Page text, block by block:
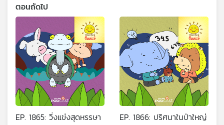
ตอนถัดไป
EP. 1865: วิ่งแข่งสุดหรรษา EP. 1866: ปริศนาในป่าใหญ่